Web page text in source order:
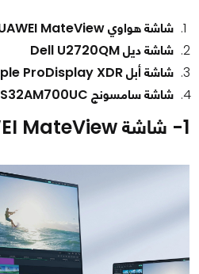
شاشة هواوي HUAWEI MateView
شاشة ديل Dell U2720QM
شاشة أبل Apple ProDisplay XDR
شاشة سامسونج Samsung S32AM700UC.
1- شاشة HUAWEI MateView